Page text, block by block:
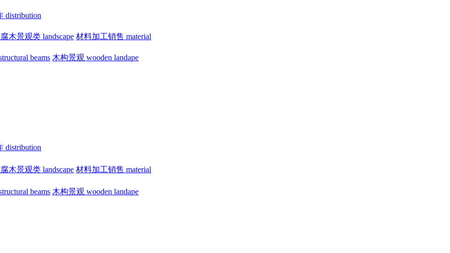
distribution
木景观类 landscape 材料加工销售 material
beams 木构景观 wooden landape
distribution
木景观类 landscape 材料加工销售 material
beams 木构景观 wooden landape